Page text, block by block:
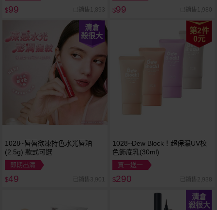
$99 已銷售1,893 $99 已銷售1,980
清倉
殺很大
1028~唇唇欲凍持色水光唇釉
(2.5g) 款式可選
即期出清
$49 已銷售3,901
第2件
0元
1028~Dew Block！超保濕UV校
色飾底乳(30ml)
買一送一
$290 已銷售2,938
清倉
殺很大